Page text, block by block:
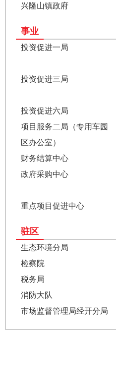
兴隆山镇政府
事业
投资促进一局
投资促进三局
投资促进六局
项目服务二局（专用车园
区办公室）
财务结算中心
政府采购中心
重点项目促进中心
驻区
生态环境分局
检察院
税务局
消防大队
市场监督管理局经开分局